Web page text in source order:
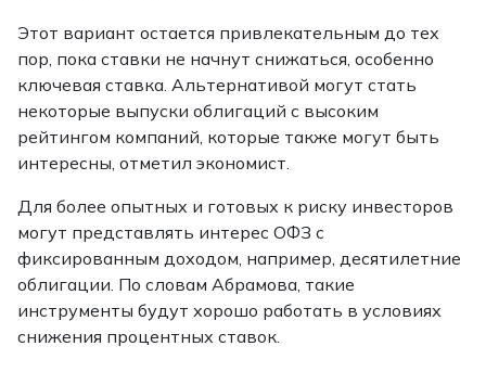
Этот вариант остается привлекательным до тех
пор, пока ставки не начнут снижаться, особенно
ключевая ставка. Альтернативой могут стать
некоторые выпуски облигаций с высоким
рейтингом компаний, которые также могут быть
интересны, отметил экономист.
Для более опытных и готовых к риску инвесторов
могут представлять интерес ОФЗ с
фиксированным доходом, например, десятилетние
облигации. По словам Абрамова, такие
инструменты будут хорошо работать в условиях
снижения процентных ставок.